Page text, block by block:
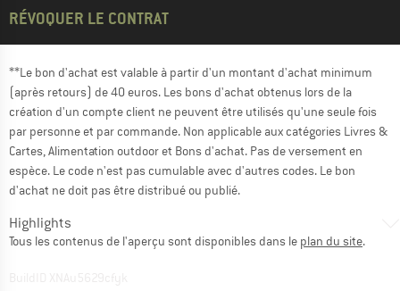
RÉVOQUER LE CONTRAT
**Le bon d'achat est valable à partir d'un montant d'achat minimum
(après retours) de 40 euros. Les bons d'achat obtenus lors de la
création d'un compte client ne peuvent être utilisés qu'une seule fois
par personne et par commande. Non applicable aux catégories Livres &
Cartes, Alimentation outdoor et Bons d'achat. Pas de versement en
espèce. Le code n'est pas cumulable avec d'autres codes. Le bon
d'achat ne doit pas être distribué ou publié.
Highlights
Tous les contenus de l'aperçu sont disponibles dans le plan du site.